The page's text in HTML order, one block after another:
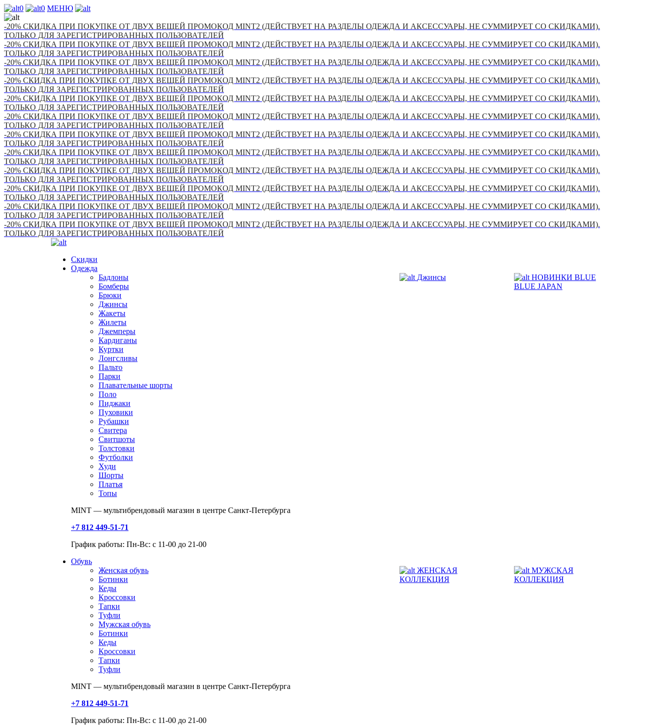
0 0 МЕНЮ
-20% СКИДКА ПРИ ПОКУПКЕ ОТ ДВУХ ВЕЩЕЙ ПРОМОКОД MINT2 (ДЕЙСТВУЕТ НА РАЗДЕЛЫ ОДЕЖДА И АКСЕССУАРЫ, НЕ СУММИРУЕТ СО СКИДКАМИ).
ТОЛЬКО ДЛЯ ЗАРЕГИСТРИРОВАННЫХ ПОЛЬЗОВАТЕЛЕЙ
-20% СКИДКА ПРИ ПОКУПКЕ ОТ ДВУХ ВЕЩЕЙ ПРОМОКОД MINT2 (ДЕЙСТВУЕТ НА РАЗДЕЛЫ ОДЕЖДА И АКСЕССУАРЫ, НЕ СУММИРУЕТ СО СКИДКАМИ).
ТОЛЬКО ДЛЯ ЗАРЕГИСТРИРОВАННЫХ ПОЛЬЗОВАТЕЛЕЙ
-20% СКИДКА ПРИ ПОКУПКЕ ОТ ДВУХ ВЕЩЕЙ ПРОМОКОД MINT2 (ДЕЙСТВУЕТ НА РАЗДЕЛЫ ОДЕЖДА И АКСЕССУАРЫ, НЕ СУММИРУЕТ СО СКИДКАМИ).
ТОЛЬКО ДЛЯ ЗАРЕГИСТРИРОВАННЫХ ПОЛЬЗОВАТЕЛЕЙ
-20% СКИДКА ПРИ ПОКУПКЕ ОТ ДВУХ ВЕЩЕЙ ПРОМОКОД MINT2 (ДЕЙСТВУЕТ НА РАЗДЕЛЫ ОДЕЖДА И АКСЕССУАРЫ, НЕ СУММИРУЕТ СО СКИДКАМИ).
ТОЛЬКО ДЛЯ ЗАРЕГИСТРИРОВАННЫХ ПОЛЬЗОВАТЕЛЕЙ
-20% СКИДКА ПРИ ПОКУПКЕ ОТ ДВУХ ВЕЩЕЙ ПРОМОКОД MINT2 (ДЕЙСТВУЕТ НА РАЗДЕЛЫ ОДЕЖДА И АКСЕССУАРЫ, НЕ СУММИРУЕТ СО СКИДКАМИ).
ТОЛЬКО ДЛЯ ЗАРЕГИСТРИРОВАННЫХ ПОЛЬЗОВАТЕЛЕЙ
-20% СКИДКА ПРИ ПОКУПКЕ ОТ ДВУХ ВЕЩЕЙ ПРОМОКОД MINT2 (ДЕЙСТВУЕТ НА РАЗДЕЛЫ ОДЕЖДА И АКСЕССУАРЫ, НЕ СУММИРУЕТ СО СКИДКАМИ).
ТОЛЬКО ДЛЯ ЗАРЕГИСТРИРОВАННЫХ ПОЛЬЗОВАТЕЛЕЙ
-20% СКИДКА ПРИ ПОКУПКЕ ОТ ДВУХ ВЕЩЕЙ ПРОМОКОД MINT2 (ДЕЙСТВУЕТ НА РАЗДЕЛЫ ОДЕЖДА И АКСЕССУАРЫ, НЕ СУММИРУЕТ СО СКИДКАМИ).
ТОЛЬКО ДЛЯ ЗАРЕГИСТРИРОВАННЫХ ПОЛЬЗОВАТЕЛЕЙ
-20% СКИДКА ПРИ ПОКУПКЕ ОТ ДВУХ ВЕЩЕЙ ПРОМОКОД MINT2 (ДЕЙСТВУЕТ НА РАЗДЕЛЫ ОДЕЖДА И АКСЕССУАРЫ, НЕ СУММИРУЕТ СО СКИДКАМИ).
ТОЛЬКО ДЛЯ ЗАРЕГИСТРИРОВАННЫХ ПОЛЬЗОВАТЕЛЕЙ
-20% СКИДКА ПРИ ПОКУПКЕ ОТ ДВУХ ВЕЩЕЙ ПРОМОКОД MINT2 (ДЕЙСТВУЕТ НА РАЗДЕЛЫ ОДЕЖДА И АКСЕССУАРЫ, НЕ СУММИРУЕТ СО СКИДКАМИ).
ТОЛЬКО ДЛЯ ЗАРЕГИСТРИРОВАННЫХ ПОЛЬЗОВАТЕЛЕЙ
-20% СКИДКА ПРИ ПОКУПКЕ ОТ ДВУХ ВЕЩЕЙ ПРОМОКОД MINT2 (ДЕЙСТВУЕТ НА РАЗДЕЛЫ ОДЕЖДА И АКСЕССУАРЫ, НЕ СУММИРУЕТ СО СКИДКАМИ).
ТОЛЬКО ДЛЯ ЗАРЕГИСТРИРОВАННЫХ ПОЛЬЗОВАТЕЛЕЙ
-20% СКИДКА ПРИ ПОКУПКЕ ОТ ДВУХ ВЕЩЕЙ ПРОМОКОД MINT2 (ДЕЙСТВУЕТ НА РАЗДЕЛЫ ОДЕЖДА И АКСЕССУАРЫ, НЕ СУММИРУЕТ СО СКИДКАМИ).
ТОЛЬКО ДЛЯ ЗАРЕГИСТРИРОВАННЫХ ПОЛЬЗОВАТЕЛЕЙ
-20% СКИДКА ПРИ ПОКУПКЕ ОТ ДВУХ ВЕЩЕЙ ПРОМОКОД MINT2 (ДЕЙСТВУЕТ НА РАЗДЕЛЫ ОДЕЖДА И АКСЕССУАРЫ, НЕ СУММИРУЕТ СО СКИДКАМИ).
ТОЛЬКО ДЛЯ ЗАРЕГИСТРИРОВАННЫХ ПОЛЬЗОВАТЕЛЕЙ
Скидки
Одежда
Бадлоны
Бомберы
Брюки
Джинсы
Жакеты
Жилеты
Джемперы
Кардиганы
Куртки
Лонгсливы
Пальто
Парки
Плавательные шорты
Поло
Пиджаки
Пуховики
Рубашки
Свитера
Свитшоты
Толстовки
Футболки
Худи
Шорты
Платья
Топы
Джинсы
НОВИНКИ BLUE
BLUE JAPAN
MINT — мультибрендовый магазин в центре Санкт-Петербурга
+7 812 449-51-71
График работы: Пн-Вс: с 11-00 до 21-00
Обувь
Женская обувь
Ботинки
Кеды
Кроссовки
Тапки
Туфли
Мужская обувь
Ботинки
Кеды
Кроссовки
Тапки
Туфли
ЖЕНСКАЯ
КОЛЛЕКЦИЯ
МУЖСКАЯ
КОЛЛЕКЦИЯ
MINT — мультибрендовый магазин в центре Санкт-Петербурга
+7 812 449-51-71
График работы: Пн-Вс: с 11-00 до 21-00